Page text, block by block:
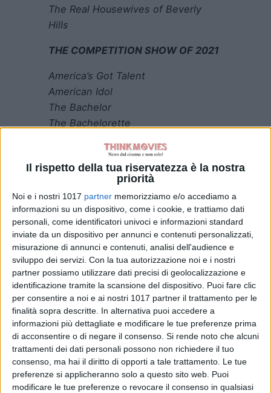
Il rispetto della tua riservatezza è la nostra
priorità
Noi e i nostri 1017 partner memorizziamo e/o accediamo a
informazioni su un dispositivo, come i cookie, e trattiamo dati
personali, come identificatori univoci e informazioni standard
inviate da un dispositivo per annunci e contenuti personalizzati,
misurazione di annunci e contenuti, analisi dell'audience e
sviluppo dei servizi. Con la tua autorizzazione noi e i nostri
partner possiamo utilizzare dati precisi di geolocalizzazione e
identificazione tramite la scansione del dispositivo. Puoi fare clic
per consentire a noi e ai nostri 1017 partner il trattamento per le
finalità sopra descritte. In alternativa puoi accedere a
informazioni più dettagliate e modificare le tue preferenze prima
di acconsentire o di negare il consenso. Si rende noto che alcuni
trattamenti dei dati personali possono non richiedere il tuo
consenso, ma hai il diritto di opporti a tale trattamento. Le tue
preferenze si applicheranno solo a questo sito web. Puoi
modificare le tue preferenze o revocare il consenso in qualsiasi
The Real Housewives of Beverly
Hills
THE COMPETITION SHOW OF 2021
America’s Got Talent
American Idol
The Bachelor
The Bachelorette
The Masked Singer
RuPaul’s Drag Race
THE MALE TV STAR OF 2021
Anthony Mackie, The Falcon and the
Winter Soldier
Chase Stokes, Outer Banks
Dwayne Johnson, Young Rock
Jason Sudeikis, Ted Lasso
Kenan Thompson, Saturday Night
Live
Norman Reedus, The Walking Dead
Sterling K. Brown, This Is Us
Tom Hiddleston, Loki